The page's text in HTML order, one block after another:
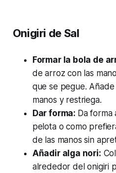
Onigiri de Sal
Formar la bola de
de arroz con las
que se pegue.
manos y restriega.
Dar forma: Da
pelota o como
de las manos sin
Añadir alga nori:
alrededor del onigiri